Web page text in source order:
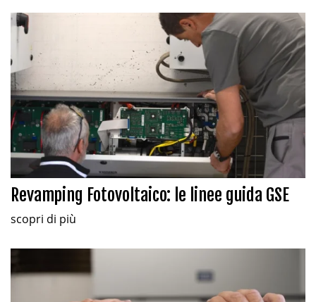
Revamping Fotovoltaico: le linee guida GSE
scopri di più